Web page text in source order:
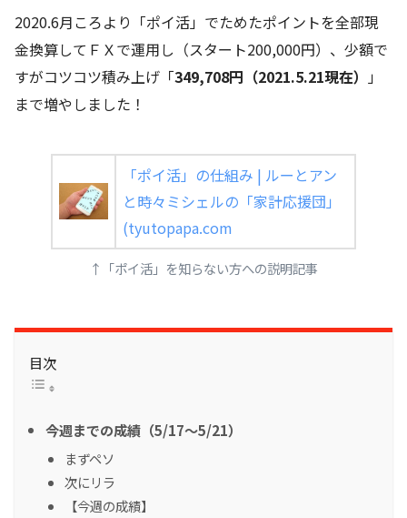
2020.6月ころより「ポイ活」でためたポイントを全部現
金換算してＦＸで運用し（スタート200,000円）、少額で
すがコツコツ積み上げ「349,708円（2021.5.21現在）
」
まで増やしました！
「ポイ活」の仕組み | ルーとアン
と時々ミシェルの「家計応援団」
(tyutopapa.com
↑「ポイ活」を知らない方への説明記事
目次
今週までの成績（5/17～5/21）
まずペソ
次にリラ
【今週の成績】